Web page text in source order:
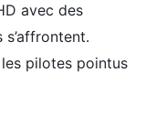
avec des
pilotes pointus